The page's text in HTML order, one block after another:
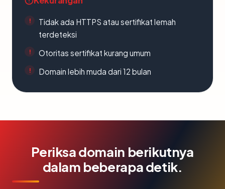
Tidak ada HTTPS atau sertifikat lemah
terdeteksi
Otoritas sertifikat kurang umum
Domain lebih muda dari 12 bulan
Periksa domain berikutnya
dalam beberapa detik.